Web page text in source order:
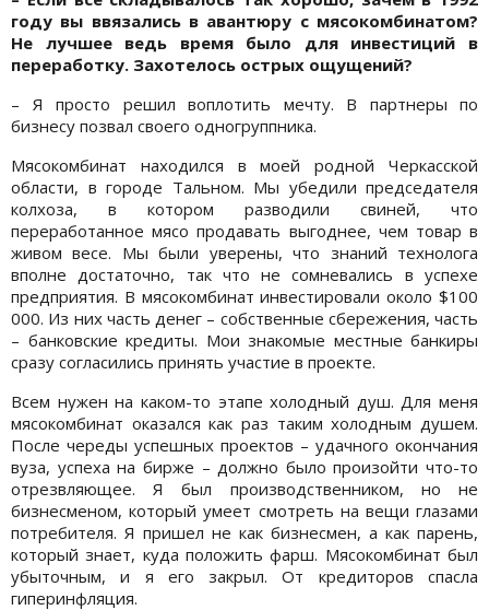
году вы ввязались в авантюру с мясокомбинатом?
Не лучшее ведь время было для инвестиций в
переработку. Захотелось острых ощущений?
– Я просто решил воплотить мечту. В партнеры по
бизнесу позвал своего одногруппника.
Мясокомбинат находился в моей родной Черкасской
области, в городе Тальном. Мы убедили председателя
колхоза, в котором разводили свиней, что
переработанное мясо продавать выгоднее, чем товар в
живом весе. Мы были уверены, что знаний технолога
вполне достаточно, так что не сомневались в успехе
предприятия. В мясокомбинат инвестировали около $100
000. Из них часть денег – собственные сбережения, часть
– банковские кредиты. Мои знакомые местные банкиры
сразу согласились принять участие в проекте.
Всем нужен на каком-то этапе холодный душ. Для меня
мясокомбинат оказался как раз таким холодным душем.
После череды успешных проектов – удачного окончания
вуза, успеха на бирже – должно было произойти что-то
отрезвляющее. Я был производственником, но не
бизнесменом, который умеет смотреть на вещи глазами
потребителя. Я пришел не как бизнесмен, а как парень,
который знает, куда положить фарш. Мясокомбинат был
убыточным, и я его закрыл. От кредиторов спасла
гиперинфляция.